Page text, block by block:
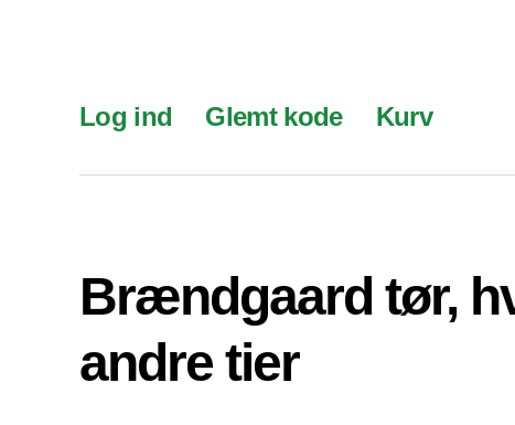
Log ind Glemt kode Kurv
Brændgaard tør,
andre tier